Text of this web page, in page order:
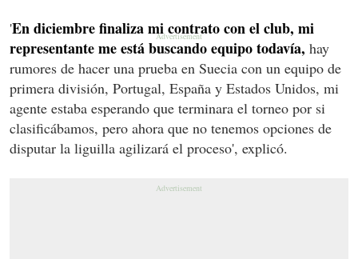
'En diciembre finaliza mi contrato con el club, mi
representante me está buscando equipo todavía, hay
rumores de hacer una prueba en Suecia con un equipo de
primera división, Portugal, España y Estados Unidos, mi
agente estaba esperando que terminara el torneo por si
clasificábamos, pero ahora que no tenemos opciones de
disputar la liguilla agilizará el proceso', explicó.